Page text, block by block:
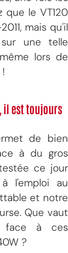
que le VT120
mais qu'il
une telle
lors de
il est toujours
de bien
à du gros
ce jour
l'emploi au
et notre
Que vaut
face à ces
?